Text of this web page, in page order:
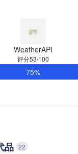
WeatherAPI
评分53/100
75%
品 22